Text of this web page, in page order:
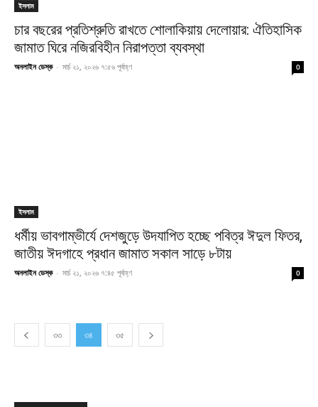
ইসলাম
চার বছরের প্রতিশ্রুতি রাখতে শোলাকিয়ায় দেলোয়ার: ঐতিহাসিক
জামাত ঘিরে নজিরবিহীন নিরাপত্তা ব্যবস্থা
অনলাইন ডেস্ক - মার্চ ২১, ২০২৬ ৭:৫৬ পূর্বাহ্ণ 0
ইসলাম
ধর্মীয় ভাবগাম্ভীর্যে দেশজুড়ে উদযাপিত হচ্ছে পবিত্র ঈদুল ফিতর,
জাতীয় ঈদগাহে প্রধান জামাত সকাল সাড়ে ৮টায়
অনলাইন ডেস্ক - মার্চ ২১, ২০২৬ ৭:৪৫ পূর্বাহ্ণ 0
৩৩ ৩৪ ৩৫